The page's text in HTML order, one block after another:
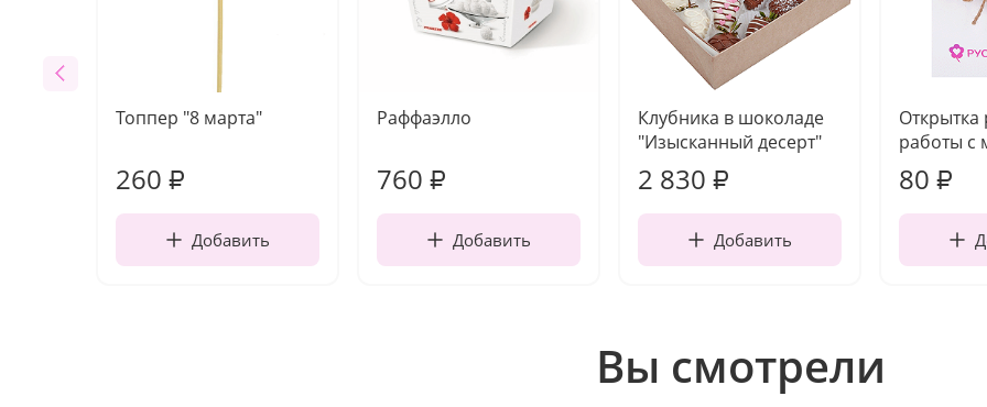
Топпер "8 марта"
260 ₽
Добавить
Раффаэлло
760 ₽
Добавить
Клубника в шоколаде
"Изысканный десерт"
2 830 ₽
Добавить
Открытка
работы с
80 ₽
Вы смотрели